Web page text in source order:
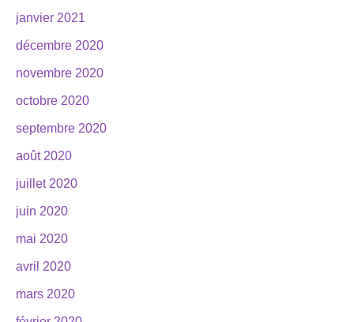
janvier 2021
décembre 2020
novembre 2020
octobre 2020
septembre 2020
août 2020
juillet 2020
juin 2020
mai 2020
avril 2020
mars 2020